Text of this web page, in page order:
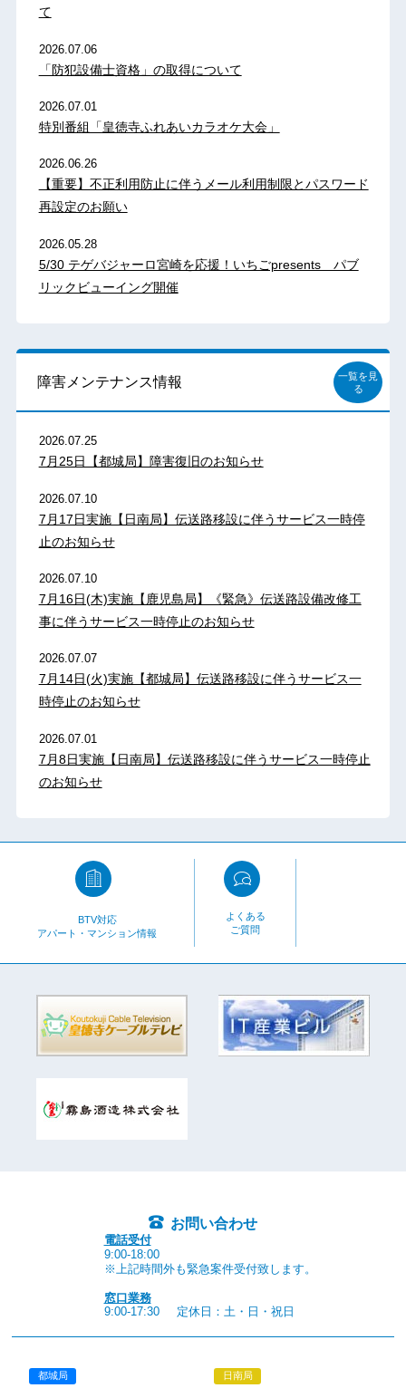
て
2026.07.06
「防犯設備士資格」の取得について
2026.07.01
特別番組「皇徳寺ふれあいカラオケ大会」
2026.06.26
【重要】不正利用防止に伴うメール利用制限とパスワード
再設定のお願い
2026.05.28
5/30 テゲバジャーロ宮崎を応援！いちごpresents パブ
リックビューイング開催
障害メンテナンス情報
一覧を見
る
2026.07.25
7月25日【都城局】障害復旧のお知らせ
2026.07.10
7月17日実施【日南局】伝送路移設に伴うサービス一時停
止のお知らせ
2026.07.10
7月16日(木)実施【鹿児島局】《緊急》伝送路設備改修工
事に伴うサービス一時停止のお知らせ
2026.07.07
7月14日(火)実施【都城局】伝送路移設に伴うサービス一
時停止のお知らせ
2026.07.01
7月8日実施【日南局】伝送路移設に伴うサービス一時停止
のお知らせ
BTV対応
アパート・マンション情報
よくある
ご質問
お問い合わせ
電話受付
9:00-18:00
※上記時間外も緊急案件受付致します。
窓口業務
9:00-17:30
定休日：土・日・祝日
都城局 日南局